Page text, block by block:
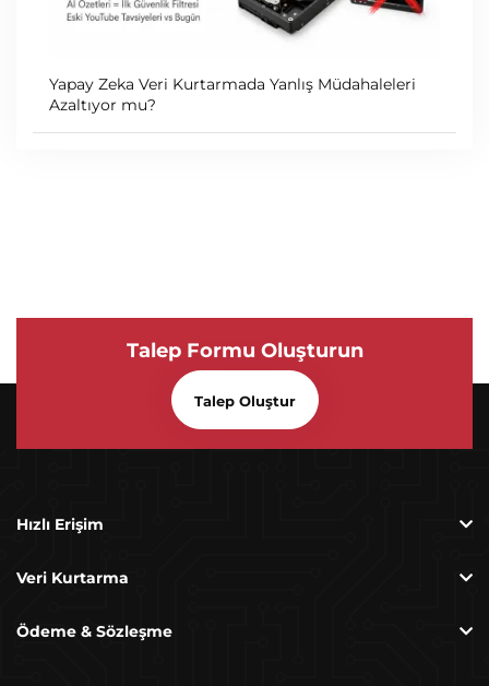
Yapay Zeka Veri Kurtarmada Yanlış Müdahaleleri
Azaltıyor mu?
Talep Formu Oluşturun
Talep Oluştur
Hızlı Erişim
Veri Kurtarma
Ödeme & Sözleşme